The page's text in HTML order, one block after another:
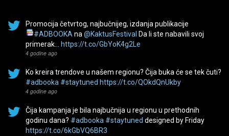
Promocija četvrtog, najbučnijeg, izdanja publikacije
#ADBOOKA na @KaktusFestival Da li ste nabavili svoj
primerak…
https://t.co/GbYoK4g2Le
4 godine ago
Ko kreira trendove u našem regionu? Čija buka će se tek čuti?
#adbooka #staytuned https://t.co/QOkdQnUkby
4 godine ago
Čija kampanja je bila najbučnija u regionu u prethodnih
godinu dana? #adbooka #staytuned designed by Friday
https://t.co/6kGbVQ6BR3